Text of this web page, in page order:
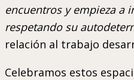
encuentros y empieza a
respetando su
relación al trabajo
Celebramos estos